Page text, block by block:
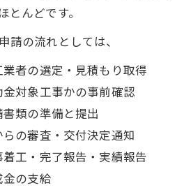
とんどです。
請の流れとしては、
業者の選定・見積もり取得
金対象工事かの事前確認
書類の準備と提出
らの審査・交付決定通知
着工・完了報告・実績報告
金の支給